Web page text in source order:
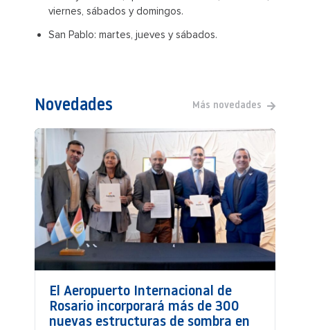
viernes, sábados y domingos.
San Pablo: martes, jueves y sábados.
Novedades Más novedades
El Aeropuerto Internacional de
Rosario incorporará más de 300
nuevas estructuras de sombra en